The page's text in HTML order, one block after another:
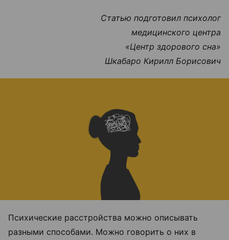
Статью подготовил психолог
медицинского центра
«Центр здорового сна»
Шкабаро Кирилл Борисович
Психические расстройства можно описывать
разными способами. Можно говорить о них в